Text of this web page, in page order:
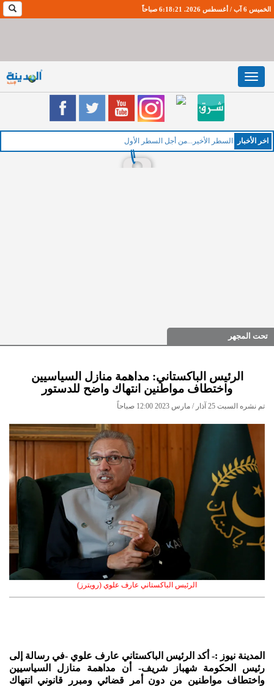
الخميس 6 آب / أغسطس 2026. 6:18:22 صباحاً
Toggle
navigation
اخر اﻷخبار
تحت المجهر
الرئيس الباكستاني: مداهمة منازل السياسيين
واختطاف مواطنين انتهاك واضح للدستور
تم نشره السبت 25 آذار / مارس 2023 12:00 صباحاً
الرئيس الباكستاني عارف علوي (رويترز)
المدينة نيوز :- أكد الرئيس الباكستاني عارف علوي -في رسالة إلى
رئيس الحكومة شهباز شريف- أن مداهمة منازل السياسيين
واختطاف مواطنين من دون أمر قضائي ومبرر قانوني انتهاك